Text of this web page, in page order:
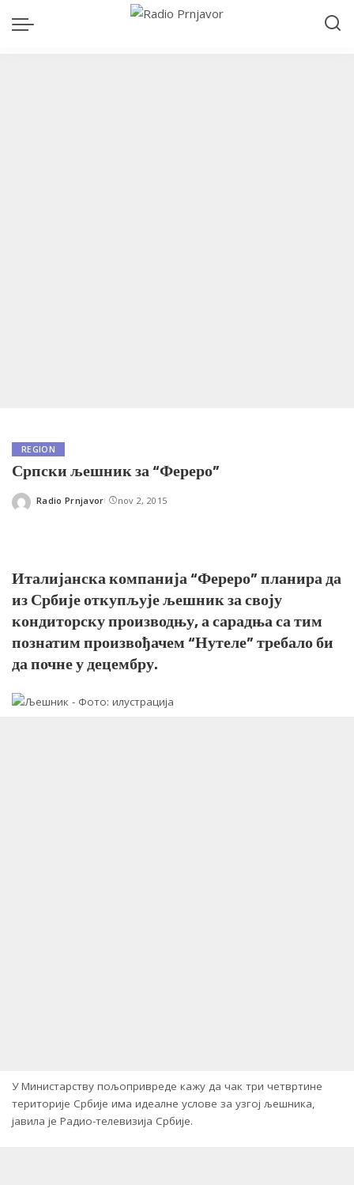
REGION
Српски љешник за “Фереро”
Posted
Radio Prnjavor nov 2, 2015
Италијанска компанија “Фереро” планира да
из Србије откупљује љешник за своју
кондиторску производњу, а сарадња са тим
познатим произвођачем “Нутеле” требало би
да почне у децембру.
У Министарству пољопривреде кажу да чак три четвртине
територије Србије има идеалне услове за узгој љешника,
јавила је Радио-телевизија Србије.